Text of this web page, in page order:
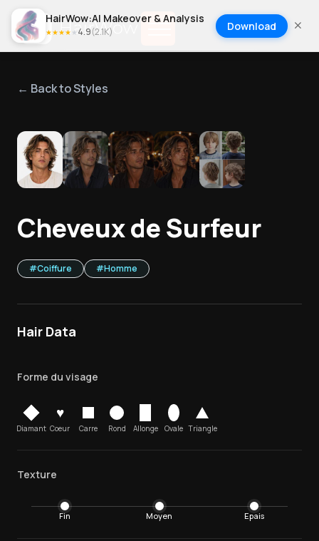
HairWow:AI Makeover & Analysis
★★★★ ★4.9(2.1K) Download
← Back to Styles
Cheveux de Surfeur
#Coiffure #Homme
Hair Data
Forme du visage
Diamant
♥
Coeur Carre Rond Allonge Ovale Triangle
Texture
Fin Moyen Epais